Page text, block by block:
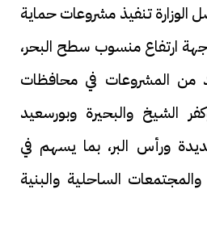
الوزارة تنفيذ مشروعات حماية
ارتفاع منسوب سطح البحر،
من المشروعات في محافظات
الشيخ والبحيرة وبورسعيد
ورأس البر، بما يسهم في
والمجتمعات الساحلية والبنية